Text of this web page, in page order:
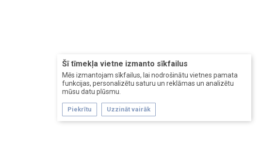
Šī tīmekļa vietne izmanto sīkfailus
Mēs izmantojam sīkfailus, lai nodrošinātu vietnes pamata
funkcijas, personalizētu saturu un reklāmas un analizētu
mūsu datu plūsmu.
Piekrītu Uzzināt vairāk